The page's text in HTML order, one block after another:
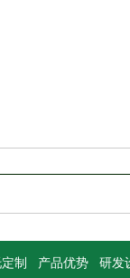
制 产品优势 研发